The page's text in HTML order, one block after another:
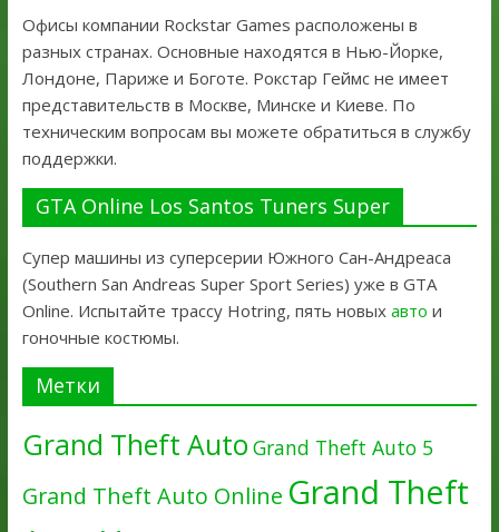
Офисы компании Rockstar Games расположены в
разных странах. Основные находятся в Нью-Йорке,
Лондоне, Париже и Боготе. Рокстар Геймс не имеет
представительств в Москве, Минске и Киеве. По
техническим вопросам вы можете обратиться в службу
поддержки.
GTA Online Los Santos Tuners Super
Супер машины из суперсерии Южного Сан-Андреаса
(Southern San Andreas Super Sport Series) уже в GTA
Online. Испытайте трассу Hotring, пять новых авто и
гоночные костюмы.
Метки
Grand Theft Auto Grand Theft Auto 5
Grand Theft Auto Online Grand Theft